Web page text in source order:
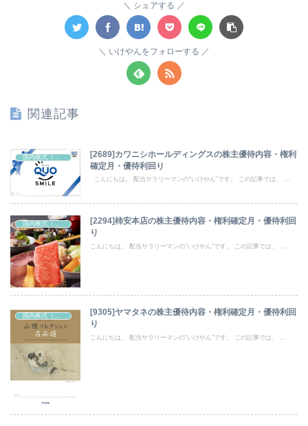
シェアする
いけやんをフォローする
関連記事
[2689]カワニシホールディングスの株主優待内容・権利
確定月・優待利回り
こんにちは。 配当サラリーマンの“いけやん”です。 この記事では、 ...
国内株式（株主優待）
[2294]柿安本店の株主優待内容・権利確定月・優待利回
り
こんにちは。 配当サラリーマンの“いけやん”です。 この記事では、 ...
[9305]ヤマタネの株主優待内容・権利確定月・優待利回
り
こんにちは。 配当サラリーマンの“いけやん”です。 この記事では、 ...